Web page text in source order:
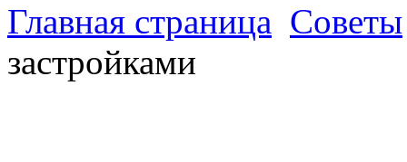
Главная страница Советы
застройками